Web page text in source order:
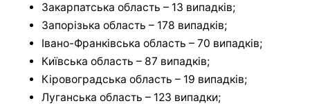
Закарпатська область – 13 випадків;
Запорізька область – 178 випадків;
Івано-Франківська область – 70 випадків;
Київська область – 87 випадків;
Кіровоградська область – 19 випадків;
Луганська область – 123 випадки;